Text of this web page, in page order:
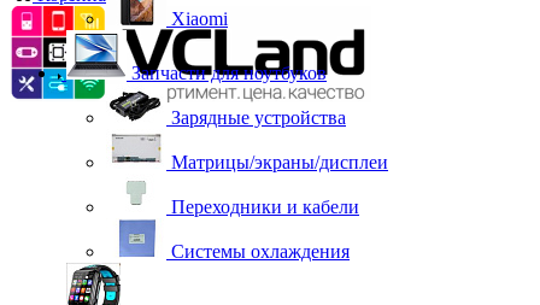
Xiaomi
Запчасти для ноутбуков
Зарядные устройства
Матрицы/экраны/дисплеи
Переходники и кабели
Системы охлаждения